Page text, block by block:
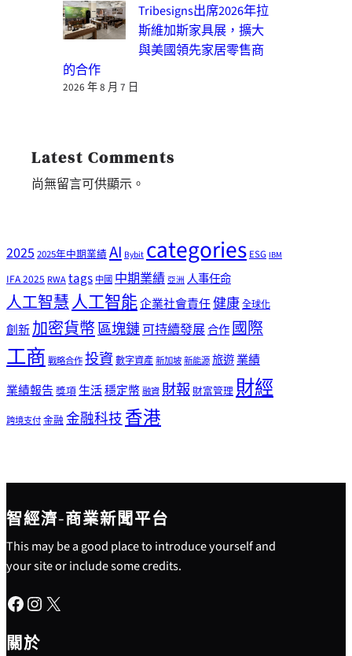
Tribesigns出席2026年拉
斯維加斯家具展，擴大
與美國領先家居零售商
的合作
2026 年 8 月 7 日
Latest Comments
尚無留言可供顯示。
2025 2025年中期業績AI Bybitcategories ESG IBM
IFA 2025 RWAtags 中國 中期業績 亞洲 人事任命
人工智慧人工智能企業社會責任健康全球化
創新加密貨幣區塊鏈可持續發展合作國際
工商 戰略合作投資數字資產新加坡新能源旅遊業績
業績報告 獎項生活穩定幣融資 財報 財富管理 財經
跨境支付金融 金融科技 香港
智經濟-商業新聞平台
This may be a good place to introduce yourself and
your site or include some credits.
Facebook Instagram X
關於